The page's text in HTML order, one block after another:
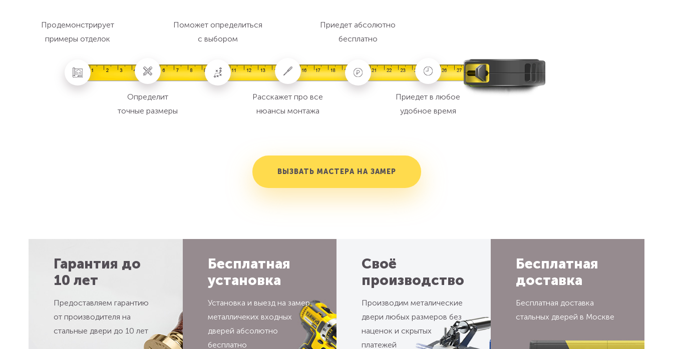
Продемонстрирует
примеры отделок
Определит
точные размеры
Поможет определиться
с выбором
Расскажет про все
нюансы монтажа
Приедет абсолютно
бесплатно
Приедет в любое
удобное время
ВЫЗВАТЬ МАСТЕРА НА ЗАМЕР
Гарантия до
10 лет
Предоставляем гарантию
от производителя на
стальные двери до 10 лет
Бесплатная
установка
Установка и выезд на замер
металличеких входных
дверей абсолютно
бесплатно
Своё
производство
Производим металические
двери любых размеров без
наценок и скрытых
платежей
Бесплатная
доставка
Бесплатная доставка
стальных дверей в Москве